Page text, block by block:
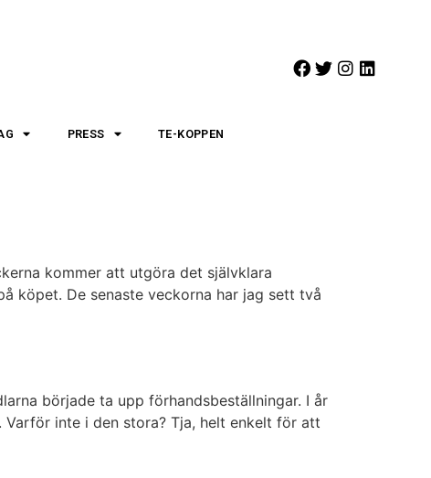
PRESS TE-KOPPEN
kommer att utgöra det självklara
köpet. De senaste veckorna har jag sett två
började ta upp förhandsbeställningar. I år
inte i den stora? Tja, helt enkelt för att